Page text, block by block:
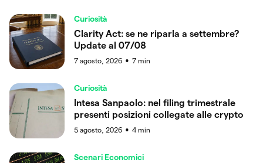
Curiosità
Clarity Act: se ne riparla a settembre?
Update al 07/08
7 agosto, 2026 ● 7 min
Curiosità
Intesa Sanpaolo: nel filing trimestrale
presenti posizioni collegate alle crypto
5 agosto, 2026 ● 4 min
Scenari Economici